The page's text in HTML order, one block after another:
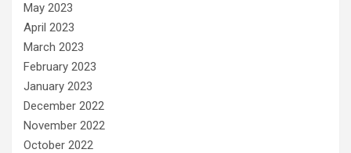
May 2023
April 2023
March 2023
February 2023
January 2023
December 2022
November 2022
October 2022